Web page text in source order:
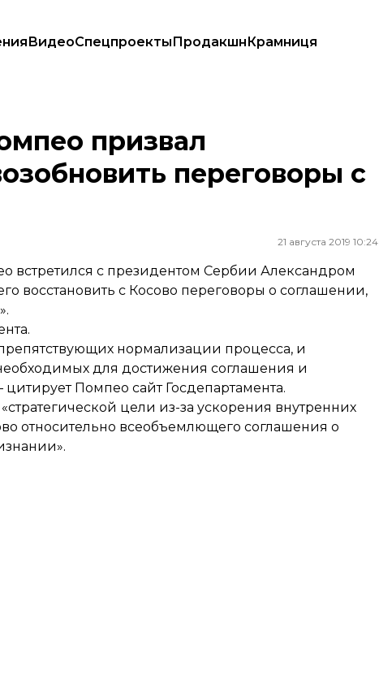
ВидеоСпецпроектыПродакшнКрамниця
переговоры с Косово
призвал
переговоры с
21 августа 2019 10:24
встретился с президентом Сербии Александром
восстановить с Косово переговоры о соглашении,
нормализации процесса, и
для достижения соглашения и
Помпео сайт Госдепартамента.
цели из-за ускорения внутренних
относительно всеобъемлющего соглашения о